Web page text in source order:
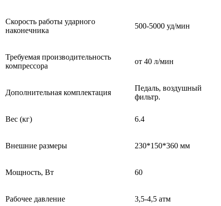
Cкорость работы ударного
наконечника
500-5000 уд/мин
Требуемая производительность
компрессора
от 40 л/мин
Дополнительная комплектация
Педаль, воздушный
фильтр.
Вес (кг) 6.4
Внешние размеры 230*150*360 мм
Мощность, Вт 60
Рабочее давление 3,5-4,5 атм